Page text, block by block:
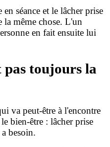
séance et le lâcher prise
la même chose. L'un
en fait ensuite lui
pas toujours la
va peut-être à l'encontre
bien-être : lâcher prise
besoin.